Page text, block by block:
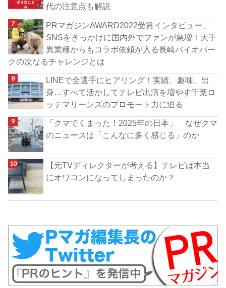
代の注意点も解説
PRマガジンAWARD2022受賞インタビュー、
SNSをきっかけに国内外でファンが急増！大手
異業種からもコラボ依頼が入る長崎バイオパー
クの次なるチャレンジとは
LINEで全選手にヒアリング！実績、趣味、出
身…すべて活かしてテレビ出演を増やす千葉ロ
ッテマリーンズのプロモート力に迫る
「クマでくまった！2025年の日本」 なぜクマ
のニュースは「こんなに多く感じる」のか
【元TVディレクターが考える】テレビは本当
にオワコンになってしまったのか？